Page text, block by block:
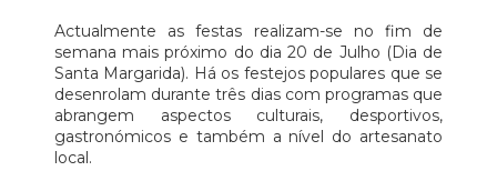
Actualmente as festas realizam-se no fim de
semana mais próximo do dia 20 de Julho (Dia de
Santa Margarida). Há os festejos populares que se
desenrolam durante três dias com programas que
abrangem aspectos culturais, desportivos,
gastronómicos e também a nível do artesanato
local.